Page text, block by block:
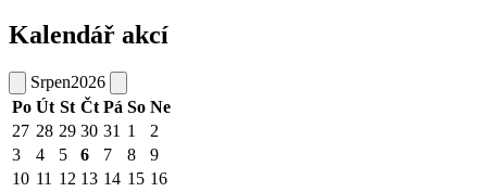
Kalendář akcí
Srpen2026
Po Út St Čt Pá So Ne
27 28 29 30 31 1
2
3
4 5 6 7 8
9
10 11 12 13 14 15 16